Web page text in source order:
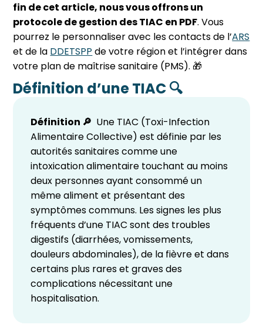
fin de cet article, nous vous offrons un
protocole de gestion des TIAC en PDF. Vous
pourrez le personnaliser avec les contacts de l’ARS
et de la DDETSPP de votre région et l’intégrer dans
votre plan de maîtrise sanitaire (PMS). 🎁
Définition d’une TIAC 🔍
Définition 🔎 Une TIAC (Toxi-Infection
Alimentaire Collective) est définie par les
autorités sanitaires comme une
intoxication alimentaire touchant au moins
deux personnes ayant consommé un
même aliment et présentant des
symptômes communs. Les signes les plus
fréquents d’une TIAC sont des troubles
digestifs (diarrhées, vomissements,
douleurs abdominales), de la fièvre et dans
certains plus rares et graves des
complications nécessitant une
hospitalisation.